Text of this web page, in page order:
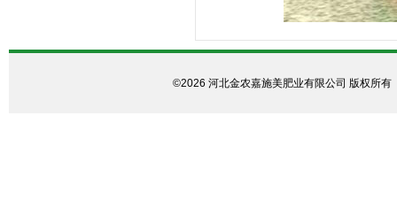
©2026 河北金农嘉施美肥业有限公司 版权所